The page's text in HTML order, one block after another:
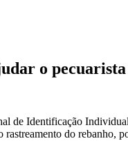
o pecuarista
de Identificação
do